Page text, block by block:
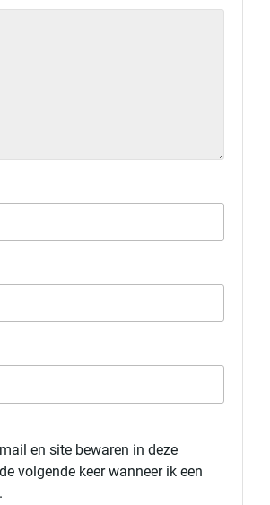
en site bewaren in deze
volgende keer wanneer ik een